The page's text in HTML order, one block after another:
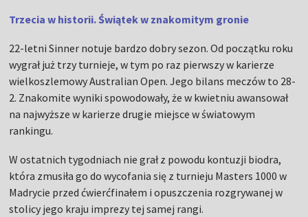
Trzecia w historii. Świątek w znakomitym gronie
22-letni Sinner notuje bardzo dobry sezon. Od początku roku
wygrał już trzy turnieje, w tym po raz pierwszy w karierze
wielkoszlemowy Australian Open. Jego bilans meczów to 28-
2. Znakomite wyniki spowodowały, że w kwietniu awansował
na najwyższe w karierze drugie miejsce w światowym
rankingu.
W ostatnich tygodniach nie grał z powodu kontuzji biodra,
która zmusiła go do wycofania się z turnieju Masters 1000 w
Madrycie przed ćwierćfinałem i opuszczenia rozgrywanej w
stolicy jego kraju imprezy tej samej rangi.